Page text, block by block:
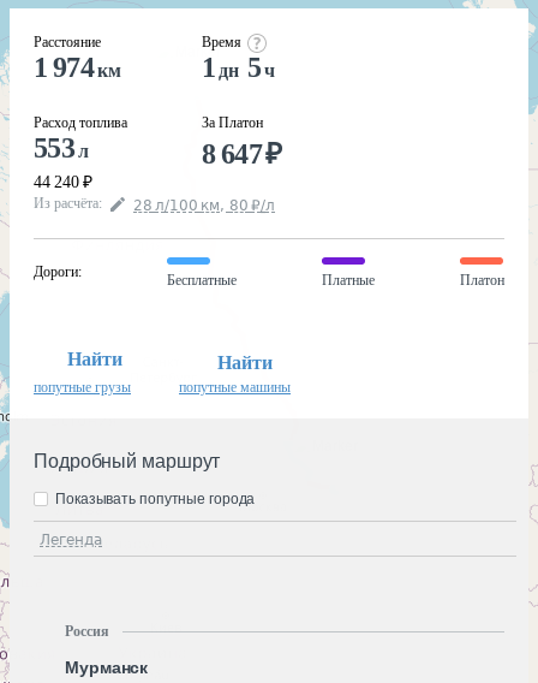
Расстояние
1 974км
Расход топлива
553л
44 240 ₽
Время
1 дн 5 ч
За Платон
8 647₽
Из расчёта: 28 л/100 км, 80 ₽/л
Дороги:
Бесплатные Платные Платон
Найти
попутные грузы
Найти
попутные машины
Подробный маршрут
Легенда
Показывать попутные города
Россия
Мурманск